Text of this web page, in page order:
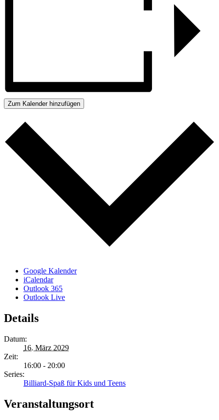
Zum Kalender hinzufügen
Google Kalender
iCalendar
Outlook 365
Outlook Live
Details
Datum:
16. März 2029
Zeit:
16:00 - 20:00
Series:
Billiard-Spaß für Kids und Teens
Veranstaltungsort